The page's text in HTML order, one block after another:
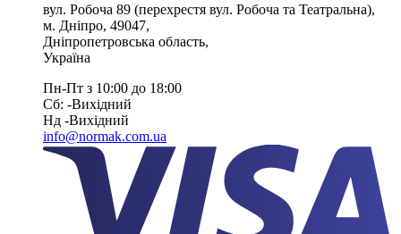
вул. Робоча 89 (перехрестя вул. Робоча та Театральна),
м. Дніпро, 49047,
Дніпропетровська область,
Україна
Пн-Пт з 10:00 до 18:00
Сб: -Вихiдний
Нд -Вихiдний
info@normak.com.ua